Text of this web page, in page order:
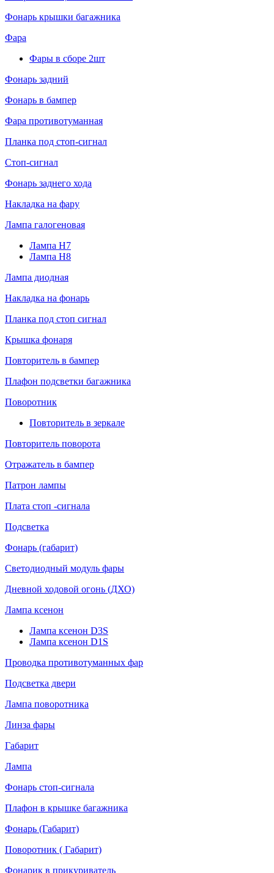
Фонарь крышки багажника
Фара
Фары в сборе 2шт
Фонарь задний
Фонарь в бампер
Фара противотуманная
Планка под стоп-сигнал
Стоп-сигнал
Фонарь заднего хода
Накладка на фару
Лампа галогеновая
Лампа H7
Лампа H8
Лампа диодная
Накладка на фонарь
Планка под стоп сигнал
Крышка фонаря
Повторитель в бампер
Плафон подсветки багажника
Поворотник
Повторитель в зеркале
Повторитель поворота
Отражатель в бампер
Патрон лампы
Плата стоп -сигнала
Подсветка
Фонарь (габарит)
Светодиодный модуль фары
Дневной ходовой огонь (ДХО)
Лампа ксенон
Лампа ксенон D3S
Лампа ксенон D1S
Проводка противотуманных фар
Подсветка двери
Лампа поворотника
Линза фары
Габарит
Лампа
Фонарь стоп-сигнала
Плафон в крышке багажника
Фонарь (Габарит)
Поворотник ( Габарит)
Фонарик в прикуриватель